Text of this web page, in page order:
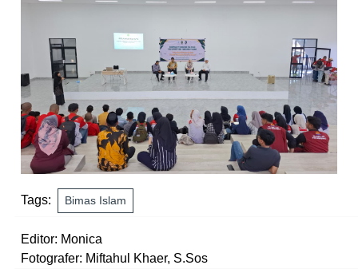
Tags: Bimas Islam
Editor: Monica
Fotografer: Miftahul Khaer, S.Sos